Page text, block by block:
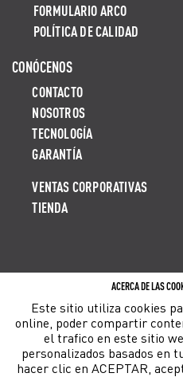
FORMULARIO ARCO
POLÍTICA DE CALIDAD
CONÓCENOS
CONTACTO
NOSOTROS
TECNOLOGÍA
GARANTÍA
VENTAS CORPORATIVAS
TIENDA
©2018-2026TDP CORP TODOS LOS DERECHOS
ACERCA DE LAS
Este sitio utiliza cookies
online, poder compartir
el trafico en este sitio
personalizados basados en
hacer clic en ACEPTAR,